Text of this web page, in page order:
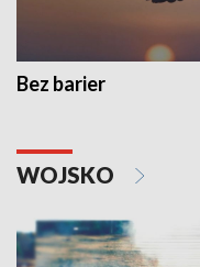
Bez barier
WOJSKO